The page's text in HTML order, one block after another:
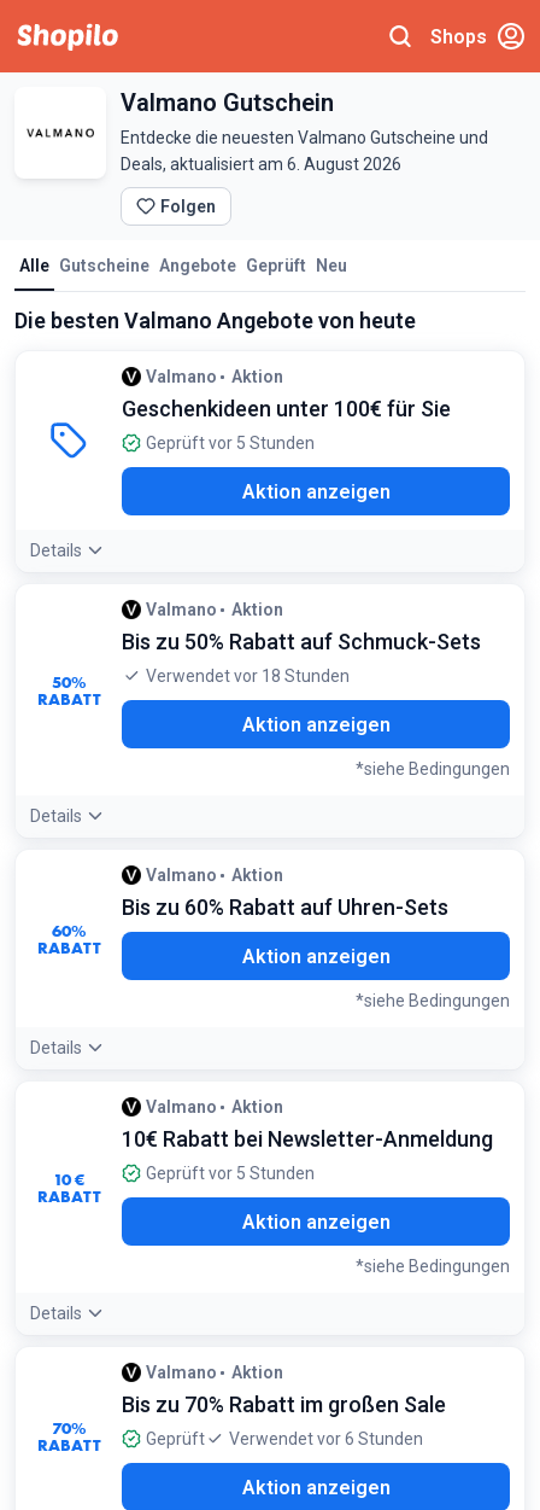
Shops
Valmano Gutschein
Entdecke die neuesten Valmano Gutscheine und
Deals, aktualisiert am 6. August 2026
Folgen
Alle Gutscheine Angebote Geprüft Neu
Die besten Valmano Angebote von heute
Valmano Aktion
Geschenkideen unter 100€ für Sie
Geprüft vor 5 Stunden
Aktion anzeigen
Details
Angebotsdetails: Nutze die Preisfilter-Seiten, um
hochwertige Marken wie Fossil oder Skagen in einem
erschwinglichen Preisrahmen zu finden
50%
RABATT
Valmano Aktion
Bis zu 50% Rabatt auf Schmuck-Sets
Verwendet vor 18 Stunden
Aktion anzeigen
*siehe Bedingungen
Details
Angebotsdetails: Sets von Marken wie Esprit oder Michael
Kors sind häufig um über 50% gegenüber den
Einzelverkaufspreisen reduziert
Bedingungen:
Nur auf gekennzeichnete Artikel
60%
RABATT
Valmano Aktion
Bis zu 60% Rabatt auf Uhren-Sets
Aktion anzeigen
*siehe Bedingungen
Details
Angebotsdetails: Uhrensets enthalten oft ein passendes
Armband oder ein Ersatzband und bieten damit einen
deutlich besseren Wert als der Einzelkauf
Bedingungen:
Nur gültig für ausgewählte Sets und solange der Vorrat
10 €
RABATT
Valmano Aktion
10€ Rabatt bei Newsletter-Anmeldung
Geprüft vor 5 Stunden
Aktion anzeigen
*siehe Bedingungen
Details
Angebotsdetails: Der Gutschein ist ideal für hochwertige
Uhren ab 120€, da er nicht mit Sale-Aktionen kombinierbar
Bedingungen:
Mindestbestellwert 120€. Nicht gültig für
Geschenkgutscheine, Smartwatches und Fitnesstracker
70%
RABATT
Valmano Aktion
Bis zu 70% Rabatt im großen Sale
Geprüft Verwendet vor 6 Stunden
Aktion anzeigen